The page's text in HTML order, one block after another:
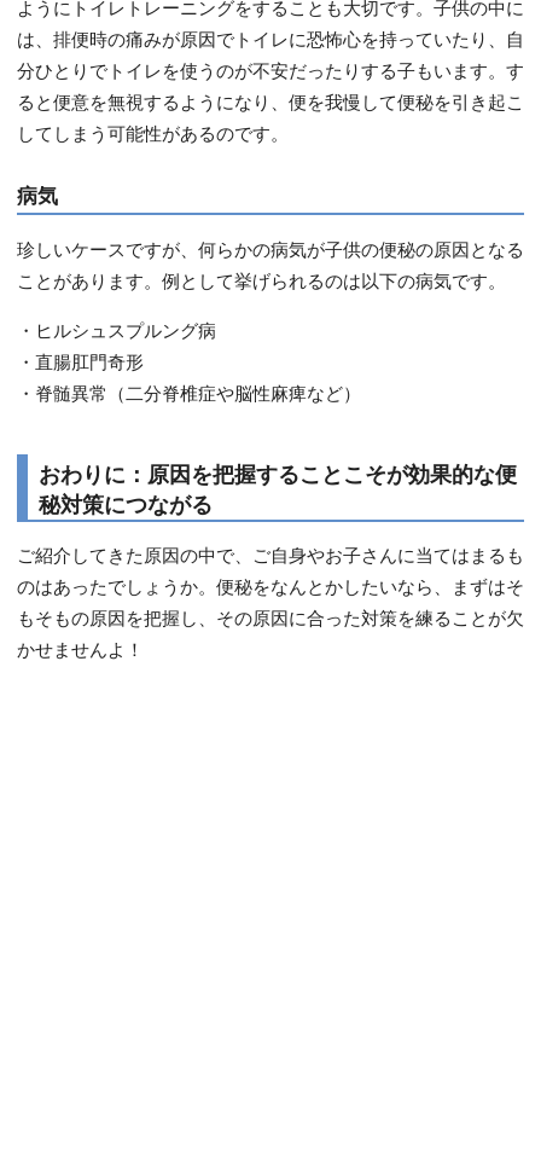
ようにトイレトレーニングをすることも大切です。子供の中に
は、排便時の痛みが原因でトイレに恐怖心を持っていたり、自
分ひとりでトイレを使うのが不安だったりする子もいます。す
ると便意を無視するようになり、便を我慢して便秘を引き起こ
してしまう可能性があるのです。
病気
珍しいケースですが、何らかの病気が子供の便秘の原因となる
ことがあります。例として挙げられるのは以下の病気です。
・ヒルシュスプルング病
・直腸肛門奇形
・脊髄異常（二分脊椎症や脳性麻痺など）
おわりに：原因を把握することこそが効果的な便
秘対策につながる
ご紹介してきた原因の中で、ご自身やお子さんに当てはまるも
のはあったでしょうか。便秘をなんとかしたいなら、まずはそ
もそもの原因を把握し、その原因に合った対策を練ることが欠
かせませんよ！